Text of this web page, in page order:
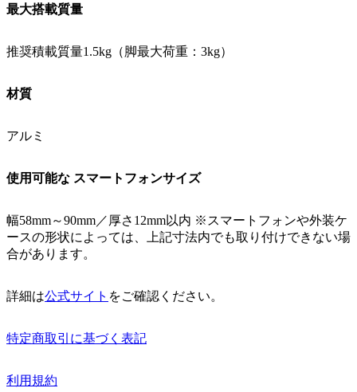
最大搭載質量
推奨積載質量1.5kg（脚最大荷重：3kg）
材質
アルミ
使用可能な スマートフォンサイズ
幅58mm～90mm／厚さ12mm以内 ※スマートフォンや外装ケ
ースの形状によっては、上記寸法内でも取り付けできない場
合があります。
詳細は公式サイト をご確認ください。
特定商取引に基づく表記
利用規約